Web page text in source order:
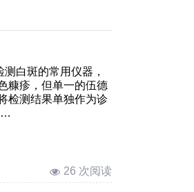
测白斑的常用仪器，
糠疹，但单一的伍德
检测结果单独作为诊
诊断 ……
26 次阅读